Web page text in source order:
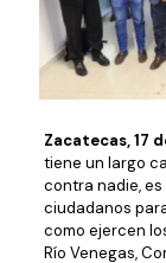
Zacatecas, 17
tiene un largo
contra nadie,
ciudadanos
como ejercen
Río Venegas,